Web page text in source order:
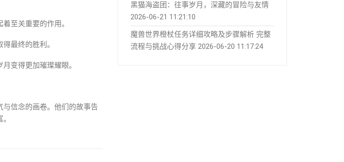
至关重要的作用。
最终的胜利。
变得更加璀璨耀眼。
信念的画卷。他们的故事告
黑猫海盗团：往事岁月，深藏的冒险与友情
2026-06-21 11:21:10
魔兽世界橙杖任务详细攻略及步骤解析 完整
流程与挑战心得分享 2026-06-20 11:17:24